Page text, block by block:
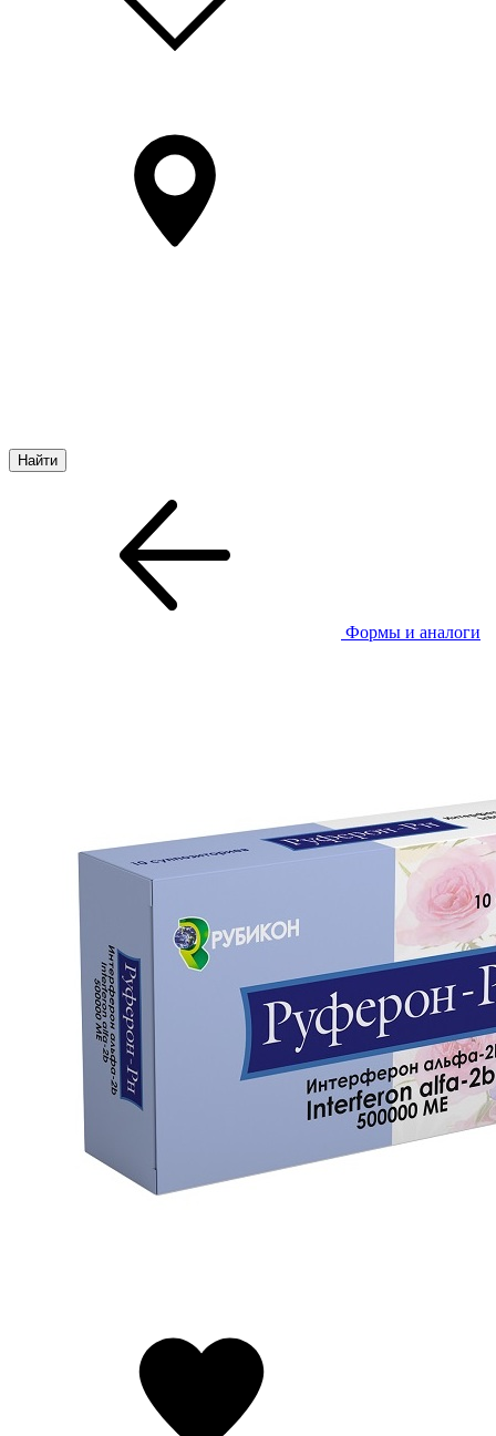
Формы и аналоги